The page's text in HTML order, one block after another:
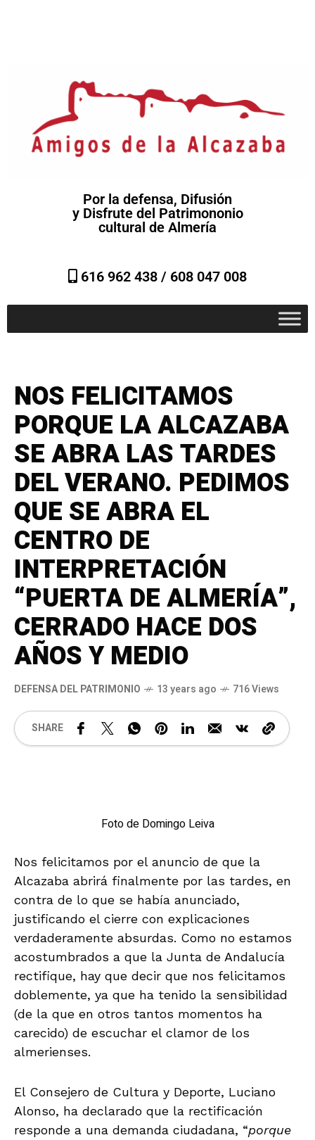
Por la defensa, Difusión
y Disfrute del Patrimononio
cultural de Almería
616 962 438 / 608 047 008
NOS FELICITAMOS
PORQUE LA ALCAZABA
SE ABRA LAS TARDES
DEL VERANO. PEDIMOS
QUE SE ABRA EL
CENTRO DE
INTERPRETACIÓN
“PUERTA DE ALMERÍA”,
CERRADO HACE DOS
AÑOS Y MEDIO
DEFENSA DEL PATRIMONIO 13 years ago 716 Views
SHARE
Foto de Domingo Leiva
Nos felicitamos por el anuncio de que la
Alcazaba abrirá finalmente por las tardes, en
contra de lo que se había anunciado,
justificando el cierre con explicaciones
verdaderamente absurdas. Como no estamos
acostumbrados a que la Junta de Andalucía
rectifique, hay que decir que nos felicitamos
doblemente, ya que ha tenido la sensibilidad
(de la que en otros tantos momentos ha
carecido) de escuchar el clamor de los
almerienses.
El Consejero de Cultura y Deporte, Luciano
Alonso, ha declarado que la rectificación
responde a una demanda ciudadana, “porque